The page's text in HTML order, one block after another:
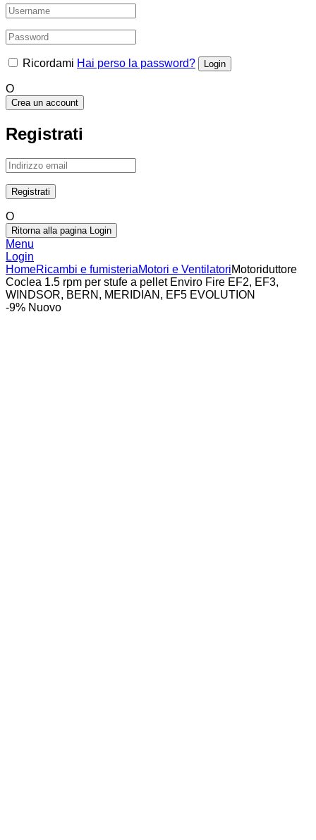
Ricordami Hai perso la password?
O
Crea un account
Registrati
O
Ritorna alla pagina Login
Menu
Login
HomeRicambi e fumisteriaMotori e VentilatoriMotoriduttore
Coclea 1.5 rpm per stufe a pellet Enviro Fire EF2, EF3,
WINDSOR, BERN, MERIDIAN, EF5 EVOLUTION
-9% Nuovo